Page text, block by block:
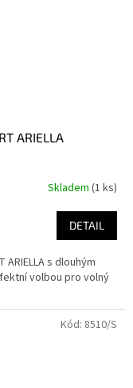
ARIELLA
Skladem(1 ks)
DETAIL
ARIELLA s dlouhým
volbou pro volný
Kód: 8510/S